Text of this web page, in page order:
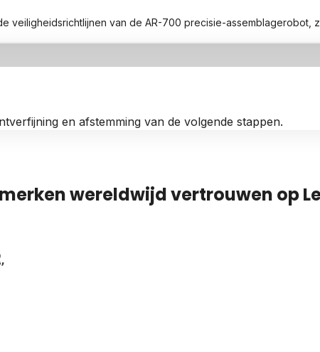
veiligheidsrichtlijnen van de AR-700 precisie-
en afstemming van de volgende stappen.
wereldwijd vertrouwen op